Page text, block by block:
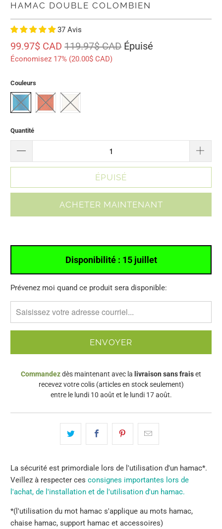
HAMAC DOUBLE COLOMBIEN
37 Avis
99.97$ CAD 119.97$ CAD
Économisez 17% (20.00$ CAD)
Épuisé
Couleurs
Quantité
ÉPUISÉ
ACHETER MAINTENANT
Disponibilité : 15 juillet
Merci
me
contacter
}}:
Prévenez moi quand ce produit sera disponible:
Commandezdès maintenant avec la livraison sans fraiset
recevez votre colis (articles en stock seulement)
entre le lundi 10 août et le lundi 17 août.
La sécurité est primordiale lors de l'utilisation d'un hamac*.
Veillez à respecter cesconsignes importantes lors de
l'achat, de l'installation et de l'utilisation d'un hamac.
*(l'utilisation du mot hamac s'applique au mots hamac,
chaise hamac, support hamac et accessoires)